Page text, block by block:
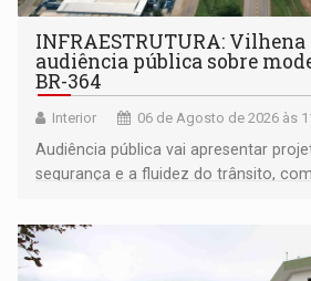
INFRAESTRUTURA:
audiência pública sobre
BR-364
Interior 06 de Agosto de 2026 às
Audiência pública vai apresentar
segurança e a fluidez do trânsito,